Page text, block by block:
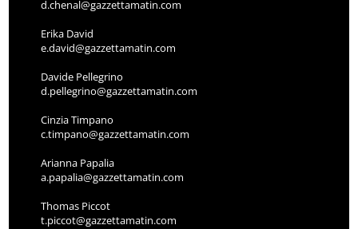
d.chenal@gazzettamatin.com
Erika David
e.david@gazzettamatin.com
Davide Pellegrino
d.pellegrino@gazzettamatin.com
Cinzia Timpano
c.timpano@gazzettamatin.com
Arianna Papalia
a.papalia@gazzettamatin.com
Thomas Piccot
t.piccot@gazzettamatin.com